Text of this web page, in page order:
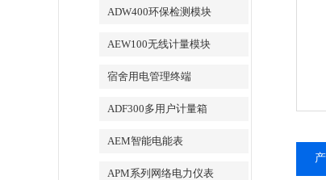
ADW400环保检测模块
AEW100无线计量模块
宿舍用电管理终端
ADF300多用户计量箱
AEM智能电能表
APM系列网络电力仪表